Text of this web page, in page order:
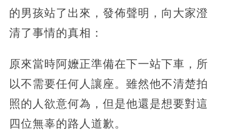
的男孩站了出來，發佈聲明，向大家澄
清了事情的真相：
原來當時阿嬤正準備在下一站下車，所
以不需要任何人讓座。雖然他不清楚拍
照的人欲意何為，但是他還是想要對這
四位無辜的路人道歉。